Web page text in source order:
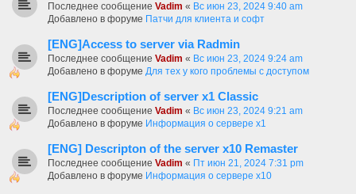
Последнее сообщение Vadim « Вс июн 23, 2024 9:40 am
Добавлено в форуме Патчи для клиента и софт
[ENG]Access to server via Radmin
Последнее сообщение Vadim « Вс июн 23, 2024 9:24 am
Добавлено в форуме Для тех у кого проблемы с доступом
[ENG]Description of server x1 Classic
Последнее сообщение Vadim « Вс июн 23, 2024 9:21 am
Добавлено в форуме Информация о сервере x1
[ENG] Descripton of the server x10 Remaster
Последнее сообщение Vadim « Пт июн 21, 2024 7:31 pm
Добавлено в форуме Информация о сервере x10